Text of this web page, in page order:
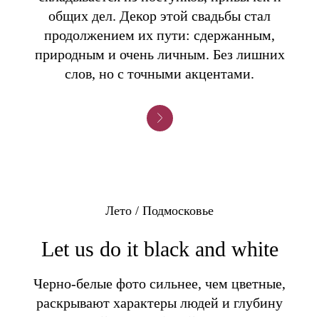
общих дел. Декор этой свадьбы стал
продолжением их пути: сдержанным,
природным и очень личным. Без лишних
слов, но с точными акцентами.
Лето / Подмосковье
Let us do it black and white
Черно-белые фото сильнее, чем цветные,
раскрывают характеры людей и глубину